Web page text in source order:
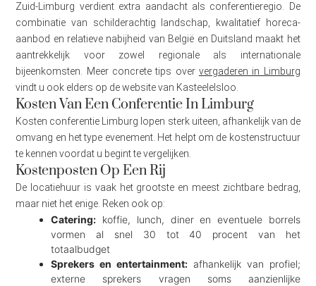
Zuid-Limburg verdient extra aandacht als conferentieregio. De
combinatie van schilderachtig landschap, kwalitatief horeca-
aanbod en relatieve nabijheid van België en Duitsland maakt het
aantrekkelijk voor zowel regionale als internationale
bijeenkomsten. Meer concrete tips over vergaderen in Limburg
vindt u ook elders op de website van Kasteelelsloo.
Kosten Van Een Conferentie In Limburg
Kosten conferentie Limburg lopen sterk uiteen, afhankelijk van de
omvang en het type evenement. Het helpt om de kostenstructuur
te kennen voordat u begint te vergelijken.
Kostenposten Op Een Rij
De locatiehuur is vaak het grootste en meest zichtbare bedrag,
maar niet het enige. Reken ook op:
Catering: koffie, lunch, diner en eventuele borrels
vormen al snel 30 tot 40 procent van het
totaalbudget
Sprekers en entertainment: afhankelijk van profiel;
externe sprekers vragen soms aanzienlijke